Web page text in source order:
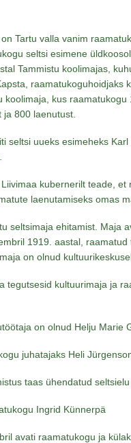
Tartu valla vanim
seltsi esimene
Tammistu koolimajas,
raamatukoguhoidjaks
koolimaja, kus
ja 800 laenutust.
seltsi uueks esimeheks
kubernerilt teade,
laenutamiseks omas
seltsimaja ehitamist. Maja
1919. aastal,
on olnud
tegutsesid kultuurimaja ja
on olnud Helju Marie
juhatajaks Heli
taas ühendatud
Ingrid Künnerpä
avati raamatukogu ja